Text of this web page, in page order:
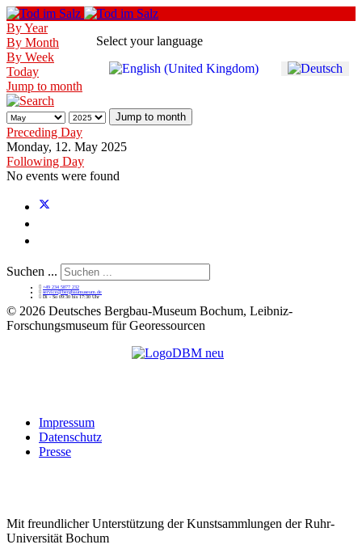
Select your language
By Year
By Month
By Week
Today
Jump to month
Jump to month
Preceding Day
Monday, 12. May 2025
Following Day
No events were found
Suchen ...
+49 234 5877 232
service@bergbaumuseum.de
Di - So 09:30 bis 17:30 Uhr
© 2026 Deutsches Bergbau-Museum Bochum, Leibniz-
Forschungsmuseum für Georessourcen
Impressum
Datenschutz
Presse
Mit freundlicher Unterstützung der Kunstsammlungen der Ruhr-
Universität Bochum